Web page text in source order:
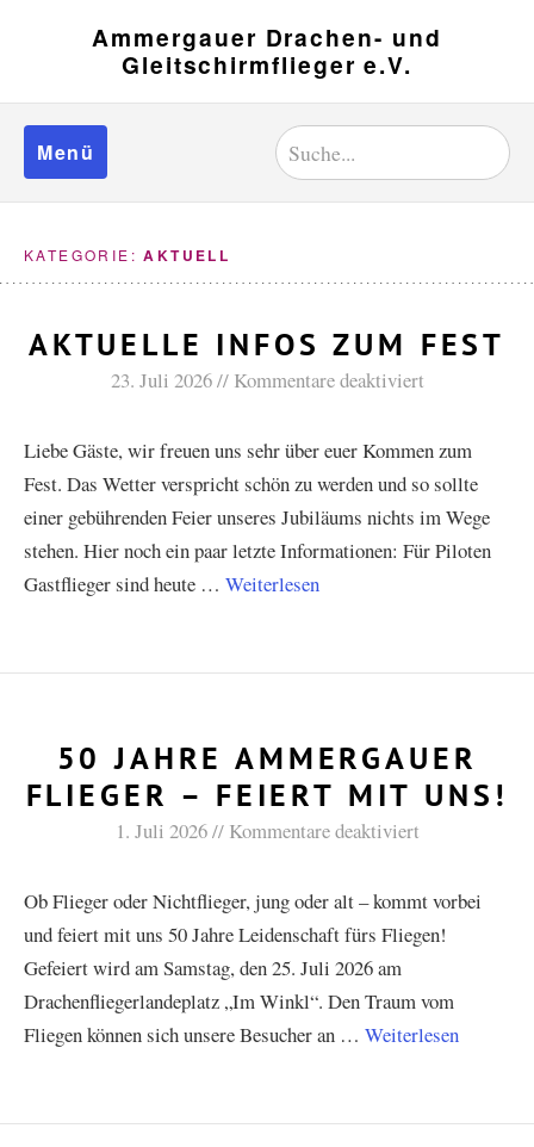
Ammergauer Drachen- und
Gleitschirmflieger e.V.
Menü
KATEGORIE:AKTUELL
AKTUELLE INFOS ZUM FEST
23. Juli 2026 Kommentare deaktiviert
Liebe Gäste, wir freuen uns sehr über euer Kommen zum
Fest. Das Wetter verspricht schön zu werden und so sollte
einer gebührenden Feier unseres Jubiläums nichts im Wege
stehen. Hier noch ein paar letzte Informationen: Für Piloten
Gastflieger sind heute … Weiterlesen
50 JAHRE AMMERGAUER
FLIEGER – FEIERT MIT UNS!
1. Juli 2026 Kommentare deaktiviert
Ob Flieger oder Nichtflieger, jung oder alt – kommt vorbei
und feiert mit uns 50 Jahre Leidenschaft fürs Fliegen!
Gefeiert wird am Samstag, den 25. Juli 2026 am
Drachenfliegerlandeplatz „Im Winkl“. Den Traum vom
Fliegen können sich unsere Besucher an … Weiterlesen